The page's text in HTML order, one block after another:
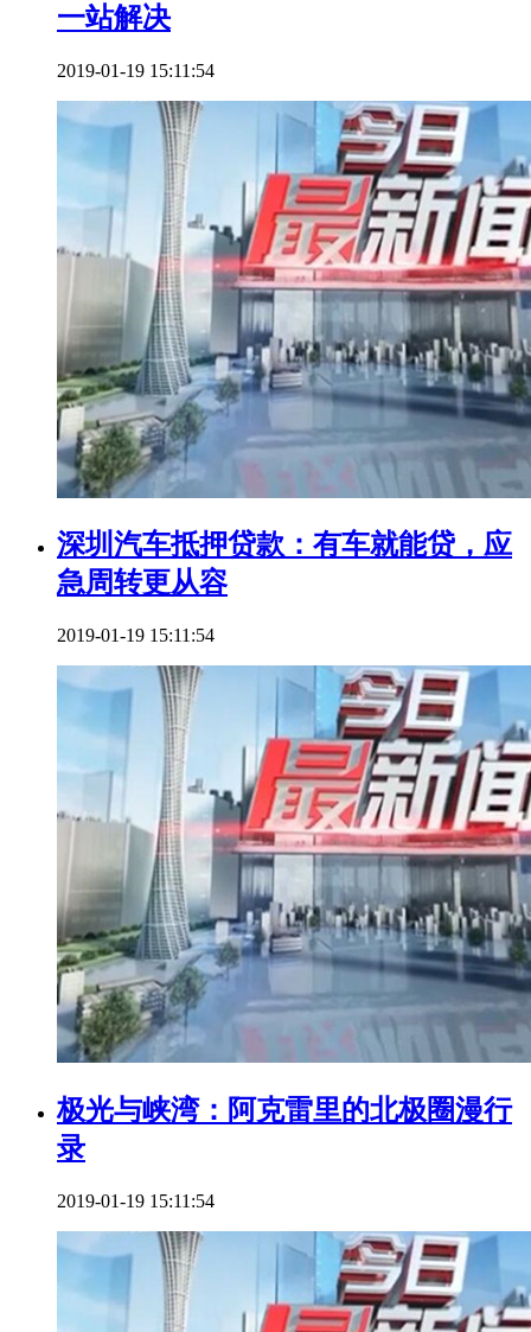
一站解决
2019-01-19 15:11:54
深圳汽车抵押贷款：有车就能贷，应
急周转更从容
2019-01-19 15:11:54
极光与峡湾：阿克雷里的北极圈漫行
录
2019-01-19 15:11:54